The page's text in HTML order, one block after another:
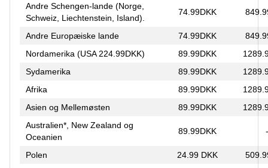
Andre Schengen-lande (Norge,
Schweiz, Liechtenstein, Island).
74.99DKK
Andre Europæiske lande 74.99DKK
Nordamerika (USA 224.99DKK)
89.99DKK
Sydamerika
89.99DKK
Afrika
89.99DKK
Asien og Mellemøsten
89.99DKK
Australien*, New Zealand og
Oceanien
89.99DKK -
Polen 24.99 DKK